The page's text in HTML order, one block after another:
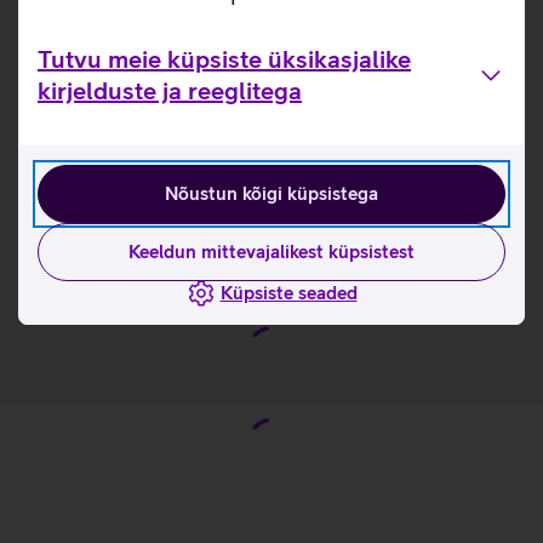
Tutvu meie küpsiste üksikasjalike
kirjelduste ja reeglitega
Nõustun kõigi küpsistega
Keeldun mittevajalikest küpsistest
Küpsiste seaded
3-aastane ekraanigarantii.
Energiamärgis
Tootja kasutusjuhend telerile KIVI KidsTV_EST
Tutvu teleri KIVI KidsTV omaduste ja kasutusviisidega